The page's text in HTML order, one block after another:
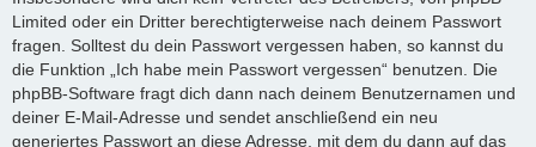
Limited oder ein Dritter berechtigterweise nach deinem Passwort
fragen. Solltest du dein Passwort vergessen haben, so kannst du
die Funktion „Ich habe mein Passwort vergessen“ benutzen. Die
phpBB-Software fragt dich dann nach deinem Benutzernamen und
deiner E-Mail-Adresse und sendet anschließend ein neu
generiertes Passwort an diese Adresse, mit dem du dann auf das